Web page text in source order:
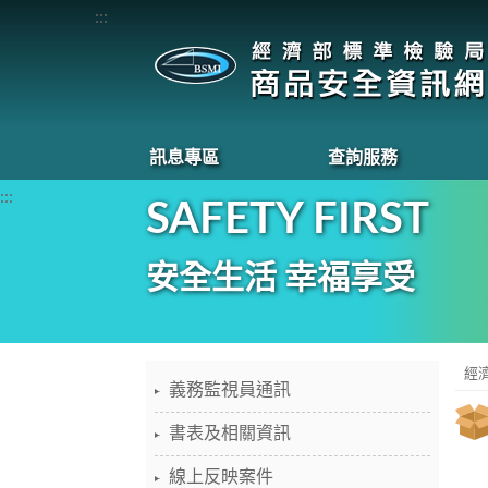
:::
訊息專區 查詢服務
:::
SAFETY FIRST
安全生活 幸福享受
義務監視員通訊
書表及相關資訊
線上反映案件
經